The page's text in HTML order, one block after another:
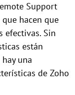
Support
hacen que
efectivas. Sin
están
una
de Zoho